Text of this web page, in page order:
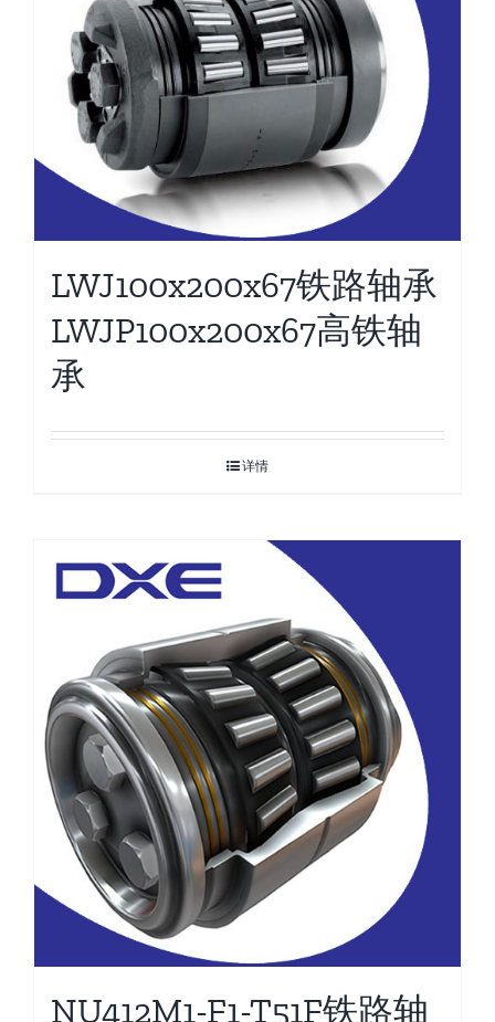
LWJ100x200x67铁路轴承
LWJP100x200x67高铁轴
承
详情
NU412M1-F1-T51F铁路轴